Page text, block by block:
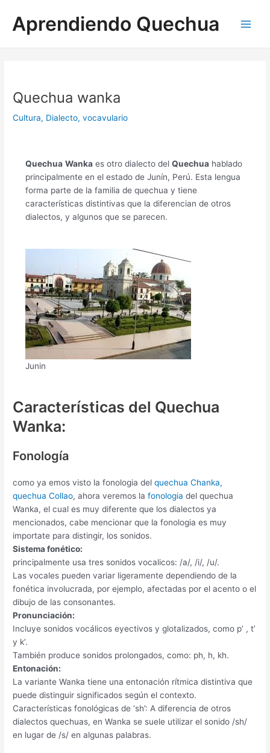
contenido
Aprendiendo Quechua
Quechua wanka
Cultura, Dialecto,vocavulario
Quechua Wankaes otro dialecto del Quechuahablado
principalmente en el estado de Junín, Perú. Esta lengua
forma parte de la familia de quechua y tiene
características distintivas que la diferencian de otros
dialectos, y algunos que se parecen.
Junin
Características del Quechua
Wanka:
Fonología
como ya emos visto la fonologia delquechua Chanka,
quechua Collao, ahora veremos lafonologiadel quechua
Wanka, el cual es muy diferente que los dialectos ya
mencionados, cabe mencionar que la fonologia es muy
importate para distingir, los sonidos.
Sistema fonético:
principalmente usa tres sonidos vocalicos: /a/, /i/, /u/.
Las vocales pueden variar ligeramente dependiendo de la
fonética involucrada, por ejemplo, afectadas por el acento o el
dibujo de las consonantes.
Pronunciación:
Incluye sonidos vocálicos eyectivos y glotalizados, como p’ , t’
y k’.
También produce sonidos prolongados, como: ph, h, kh.
Entonación:
La variante Wanka tiene una entonación rítmica distintiva que
puede distinguir significados según el contexto.
Características fonológicas de ‘sh’: A diferencia de otros
dialectos quechuas, en Wanka se suele utilizar el sonido /sh/
en lugar de /s/ en algunas palabras.